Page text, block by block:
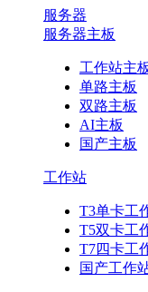
服务器
服务器主板
工作站主
单路主板
双路主板
AI主板
国产主板
工作站
T3单卡工
T5双卡工
T7四卡工
国产工作